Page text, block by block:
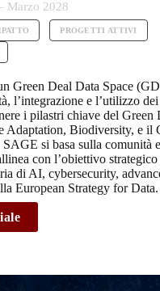
Marzo 2028
PROGETTI ATTIVI
Green Deal Data Space
l’integrazione e l’utilizzo
i pilastri chiave del Green
Adaptation, Biodiversity, e il
si basa sulla comunità
con l’obiettivo
di AI, cybersecurity,
European Strategy for Data.